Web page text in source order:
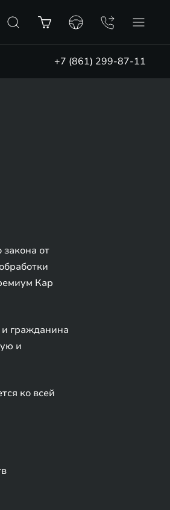
+7 (861) 299-87-11
от
Кар
и гражданина
и
ко всей